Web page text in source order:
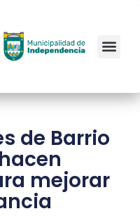
de Barrio
mejorar